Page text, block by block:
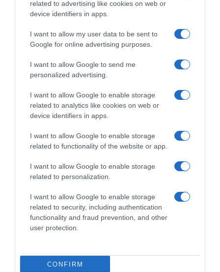
related to advertising like cookies on web or
device identifiers in apps.
I want to allow my user data to be sent to
Google for online advertising purposes.
I want to allow Google to send me
personalized advertising.
I want to allow Google to enable storage
related to analytics like cookies on web or
device identifiers in apps.
I want to allow Google to enable storage
related to functionality of the website or app.
I want to allow Google to enable storage
related to personalization.
I want to allow Google to enable storage
related to security, including authentication
functionality and fraud prevention, and other
user protection.
CONFIRM